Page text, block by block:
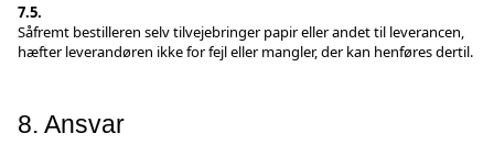
7.5.
Såfremt bestilleren selv tilvejebringer papir eller andet til leverancen,
hæfter leverandøren ikke for fejl eller mangler, der kan henføres dertil.
8. Ansvar